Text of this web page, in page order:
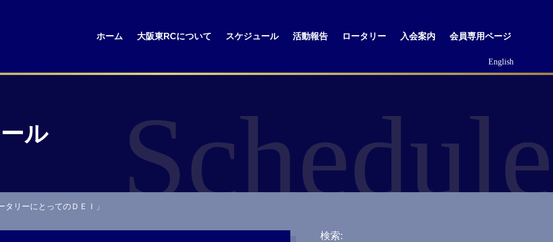
ホーム 大阪東RCについて スケジュール 活動報告 ロータリー 入会案内 会員専用ページ
English
ル Schedule
タリーにとってのＤＥＩ」
検索: